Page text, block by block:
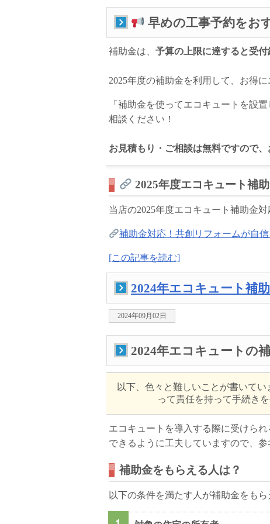
早めの工事予約をお
補助金は、 予算の上限に達すると受付
2025年度の補助金を利用して、お得
「補助金を使ってエコキュートを設
相談ください！
お見積もり・ご相談は無料ですので
2025年度エコキュート補
当店の2025年度エコキュート補助金
補助金対応！共創リフォームが自
[この記事を読む]
2024年エコキュート補
2024年09月02日
2024年エコキュートの
以下、色々と難しいことが書いて
って責任を持って手続き
エコキュートを導入する際に受けら
できるように工夫していますので、参
補助金をもらえる人は？
以下の条件を満たす人が補助金をもら